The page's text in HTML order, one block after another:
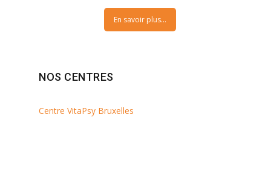
En savoir plus...
NOS CENTRES
Centre VitaPsy Bruxelles